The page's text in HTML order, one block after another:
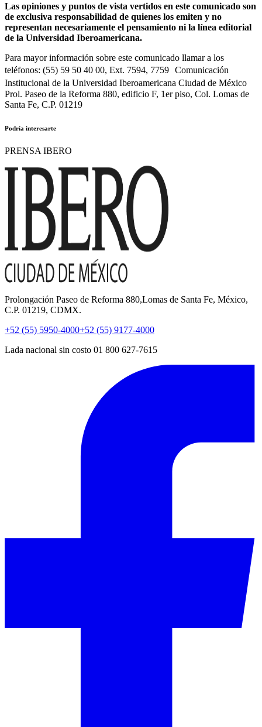
Las opiniones y puntos de vista vertidos en este comunicado son
de exclusiva responsabilidad de quienes los emiten y no
representan necesariamente el pensamiento ni la línea editorial
de la Universidad Iberoamericana.
Para mayor información sobre este comunicado llamar a los
teléfonos: (55) 59 50 40 00, Ext. 7594, 7759 Comunicación
Institucional de la Universidad Iberoamericana Ciudad de México
Prol. Paseo de la Reforma 880, edificio F, 1er piso, Col. Lomas de
Santa Fe, C.P. 01219
Podría interesarte
PRENSA IBERO
Prolongación Paseo de Reforma 880,Lomas de Santa Fe, México,
C.P. 01219, CDMX.
+52 (55) 5950-4000+52 (55) 9177-4000
Lada nacional sin costo 01 800 627-7615